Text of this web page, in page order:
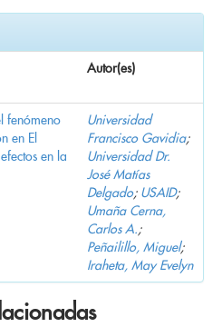
Autor(es)
fenómeno
en El
en la
Universidad
Francisco Gavidia;
Universidad Dr.
José Matías
Delgado; USAID;
Umaña Cerna,
Carlos A.;
Peñailillo, Miguel;
Iraheta, May Evelyn